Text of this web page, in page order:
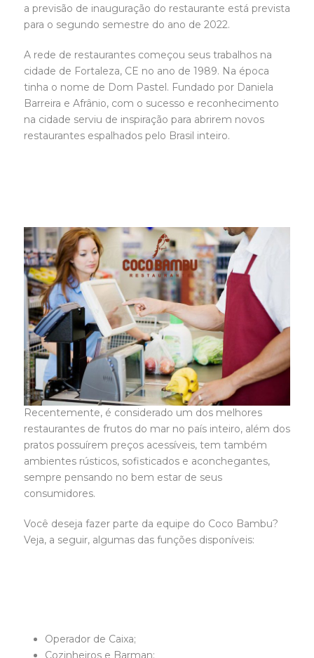
a previsão de inauguração do restaurante está prevista
para o segundo semestre do ano de 2022.
A rede de restaurantes começou seus trabalhos na
cidade de Fortaleza, CE no ano de 1989. Na época
tinha o nome de Dom Pastel. Fundado por Daniela
Barreira e Afrânio, com o sucesso e reconhecimento
na cidade serviu de inspiração para abrirem novos
restaurantes espalhados pelo Brasil inteiro.
Recentemente, é considerado um dos melhores
restaurantes de frutos do mar no país inteiro, além dos
pratos possuírem preços acessíveis, tem também
ambientes rústicos, sofisticados e aconchegantes,
sempre pensando no bem estar de seus
consumidores.
Você deseja fazer parte da equipe do Coco Bambu?
Veja, a seguir, algumas das funções disponíveis:
Operador de Caixa;
Cozinheiros e Barman;